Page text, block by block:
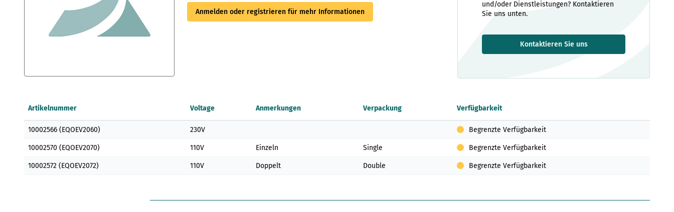
Bildergalerie
springen
Anmelden oder registrieren für mehr Informationen
und/oder Dienstleistungen? Kontaktieren
Sie uns unten.
Kontaktieren Sie uns
Gruppenartikel
Artikelnummer Voltage Anmerkungen Verpackung Verfügbarkeit
10002566 (EQOEV2060) 230V Begrenzte Verfügbarkeit
10002570 (EQOEV2070) 110V Einzeln Single Begrenzte Verfügbarkeit
10002572 (EQOEV2072) 110V Doppelt Double Begrenzte Verfügbarkeit